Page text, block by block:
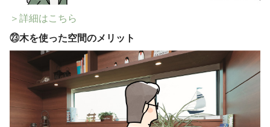
＞詳細はこちら
㉓木を使った空間のメリット